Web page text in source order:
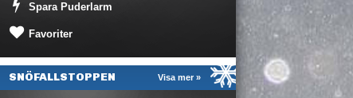
Spara Puderlarm
Favoriter
Visa mer »
SNÖFALLSTOPPEN